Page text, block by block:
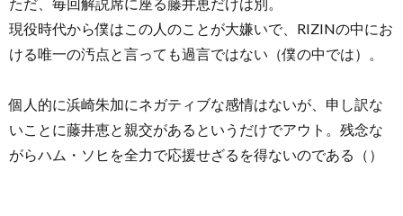
現役時代から僕はこの人のことが大嫌いで、RIZINの中にお
ける唯一の汚点と言っても過言ではない（僕の中では）。
個人的に浜崎朱加にネガティブな感情はないが、申し訳な
いことに藤井恵と親交があるというだけでアウト。残念な
がらハム・ソヒを全力で応援せざるを得ないのである（）